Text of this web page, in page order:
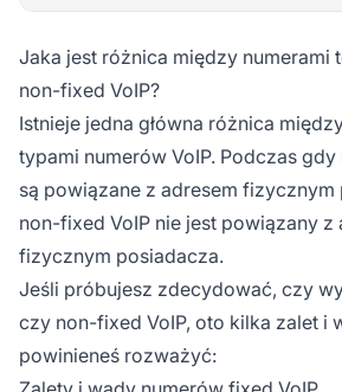
Jaka jest różnica między numerami
non-fixed VoIP?
Istnieje jedna główna różnica
typami numerów VoIP. Podczas
są powiązane z adresem fizycznym
non-fixed VoIP nie jest powiązany z
fizycznym posiadacza.
Jeśli próbujesz zdecydować, czy
czy non-fixed VoIP, oto kilka zalet i
powinieneś rozważyć: